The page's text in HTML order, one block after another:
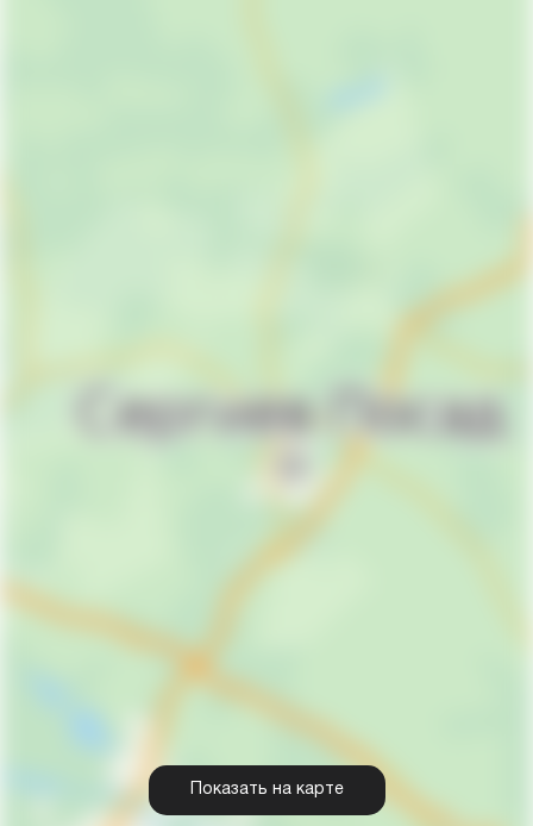
Показать на карте